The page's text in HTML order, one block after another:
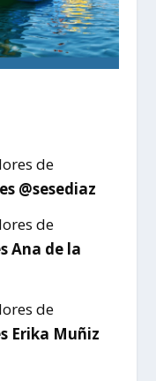
de
@sesediaz
de
Ana de la
de
Erika Muñiz